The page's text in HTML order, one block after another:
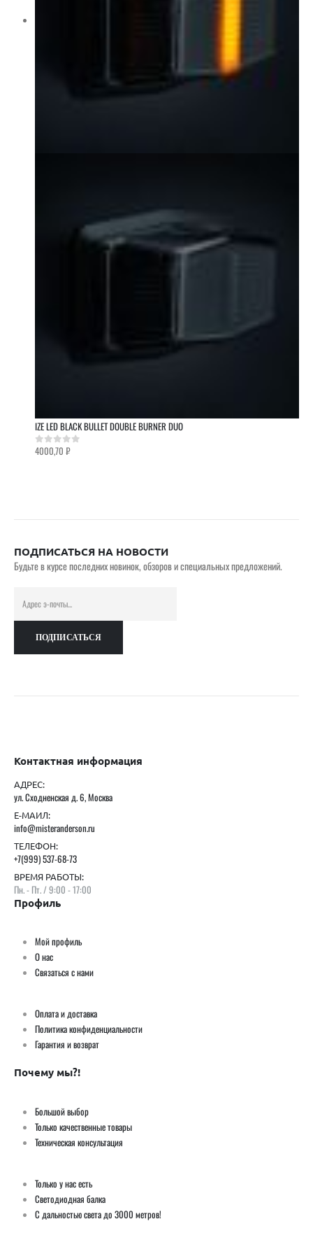
IZE LED BLACK BULLET DOUBLE BURNER DUO
0out of 5
4000,70 ₽
ПОДПИСАТЬСЯ НА НОВОСТИ
Будьте в курсе последних новинок, обзоров и специальных предложений.
Контактная информация
АДРЕС:
ул. Сходненская д. 6, Москва
Е-МАИЛ:
info@misteranderson.ru
ТЕЛЕФОН:
+7(999) 537-68-73
ВРЕМЯ РАБОТЫ:
Пн. - Пт. / 9:00 - 17:00
Профиль
Мой профиль
О нас
Связаться с нами
Оплата и доставка
Политика конфиденциальности
Гарантия и возврат
Почему мы?!
Большой выбор
Только качественные товары
Техническая консультация
Только у нас есть
Светодиодная балка
С дальностью света до 3000 метров!